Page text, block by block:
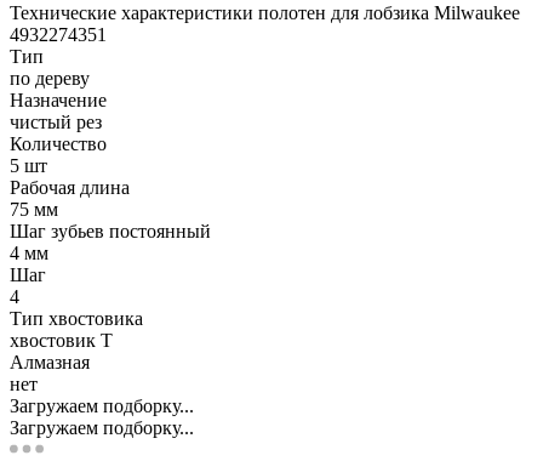
Технические характеристики полотен для лобзика Milwaukee
4932274351
Тип
по дереву
Назначение
чистый рез
Количество
5 шт
Рабочая длина
75 мм
Шаг зубьев постоянный
4 мм
Шаг
4
Тип хвостовика
хвостовик Т
Алмазная
нет
Загружаем подборку...
Загружаем подборку...